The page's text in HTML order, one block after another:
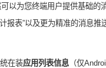
以为您终端用户提供基础的
报表”以及更为精准的消息推
在装应用列表信息 （仅Androi